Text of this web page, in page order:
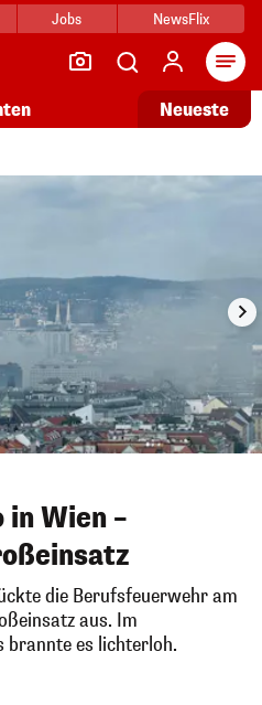
Jobs NewsFlix
Neueste
Wien –
die Berufsfeuerwehr am
aus. Im
brannte es lichterloh.